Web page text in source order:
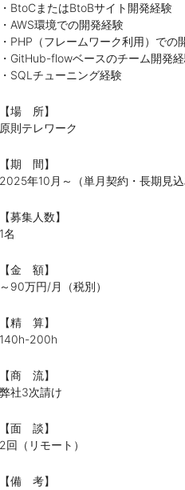
・BtoCまたはBtoBサイト開発経験
・AWS環境での開発経験
・PHP（フレームワーク利用）での
・GitHub-flowベースのチーム開発
・SQLチューニング経験
【場 所】
原則テレワーク
【期 間】
2025年10月～（単月契約・長期見込
【募集人数】
1名
【金 額】
～90万円/月（税別）
【精 算】
140h-200h
【商 流】
弊社3次請け
【面 談】
2回（リモート）
【備 考】